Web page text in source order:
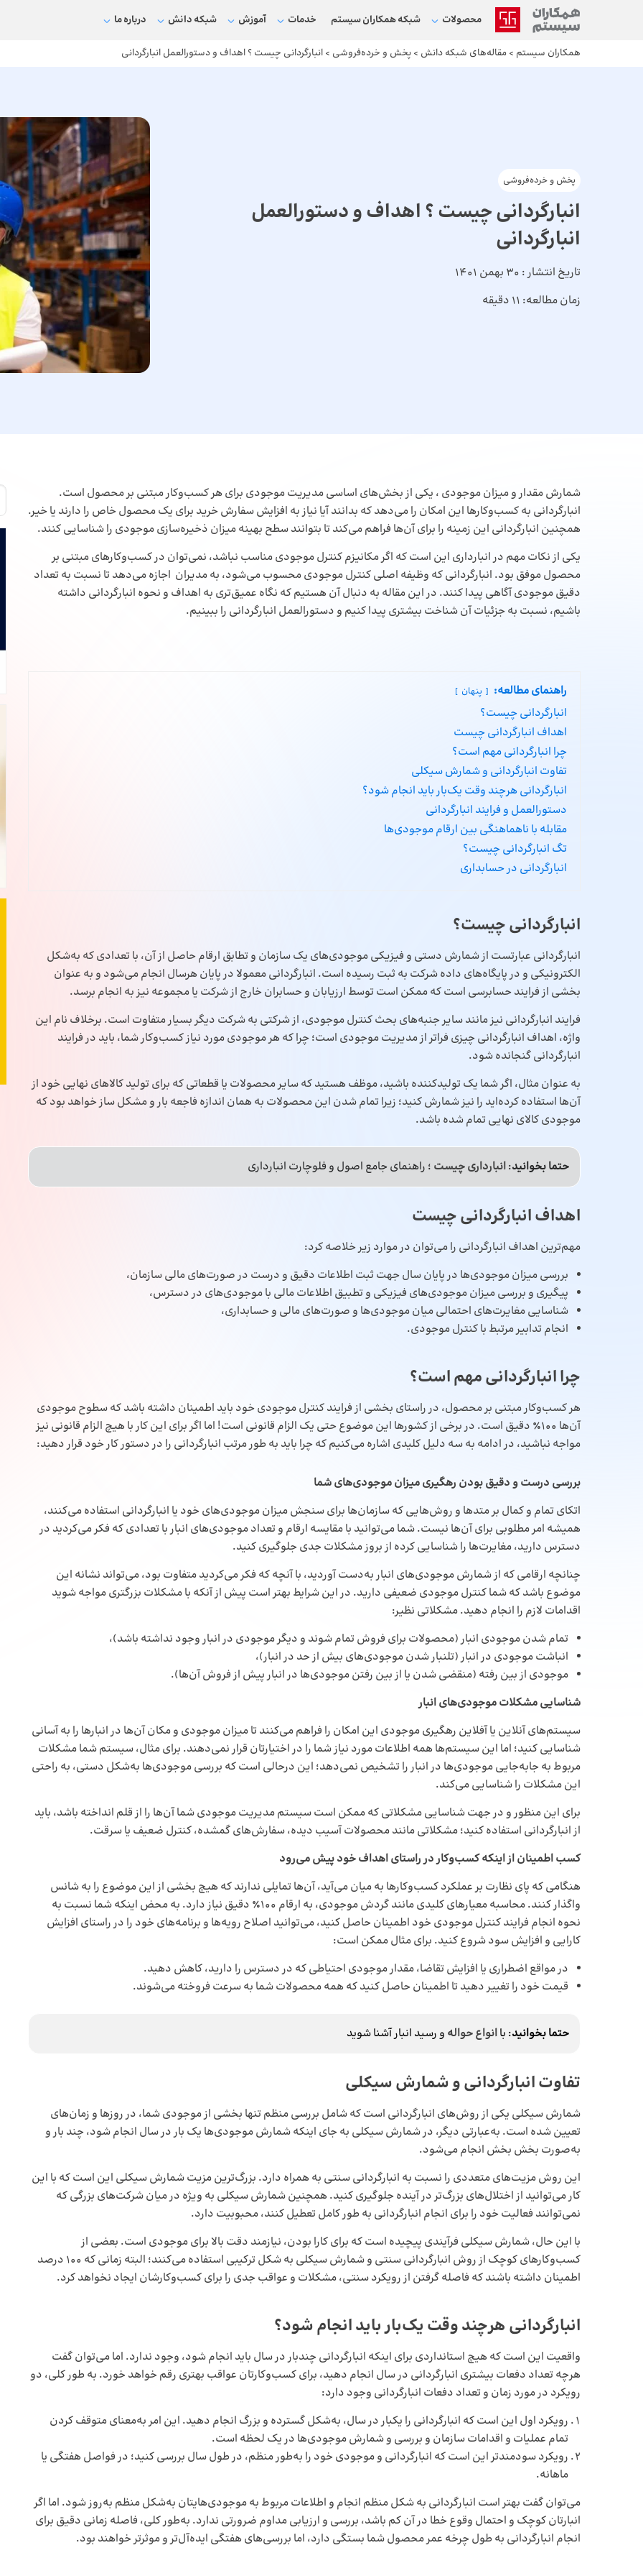
محصولات شبکه‌ همکاران سیستم خدمات آموزش شبکه دانش درباره ما
همکاران سیستم > مقاله‌های شبکه دانش > پخش و خرده‌فروشی > انبارگردانی چیست ؟ اهداف و دستورالعمل انبارگردانی
پخش و خرده‌فروشی
انبارگردانی چیست ؟ اهداف و دستورالعمل
انبارگردانی
تاریخ انتشار : 30 بهمن 1401
زمان مطالعه: 11 دقیقه
شمارش مقدار و میزان موجودی ، یکی از بخش‌های اساسی مدیریت موجودی برای هر کسب‌وکار مبتنی بر محصول است.
انبارگردانی به کسب‌وکارها این امکان را می‌دهد که بدانند آیا نیاز به افزایش سفارش خرید برای یک محصول خاص را دارند یا خیر.
همچنین انبارگردانی این زمینه را برای آن‌ها فراهم می‌کند تا بتوانند سطح بهینه میزان ذخیره‌سازی موجودی را شناسایی کنند.
یکی از نکات مهم در انبارداری این است که اگر مکانیزم کنترل موجودی مناسب نباشد، نمی‌توان در کسب‌وکارهای مبتنی بر
محصول موفق بود. انبارگردانی که وظیفه اصلی کنترل موجودی محسوب می‌شود، به مدیران اجازه می‌دهد تا نسبت به تعداد
دقیق موجودی آگاهی پیدا کنند. در این مقاله به دنبال آن هستیم که نگاه عمیق‌تری به اهداف و نحوه انبارگردانی داشته
باشیم، نسبت به جزئیات آن شناخت بیشتری پیدا کنیم و دستورالعمل انبارگردانی را ببینیم.
راهنمای مطالعه: پنهان
انبارگردانی چیست؟
اهداف انبارگردانی چیست
چرا انبارگردانی مهم است؟
تفاوت انبارگردانی و شمارش سیکلی
انبارگردانی هرچند وقت یک‌بار باید انجام شود؟
دستورالعمل و فرایند انبارگردانی
مقابله با ناهماهنگی بین ارقام موجودی‌ها
تگ انبارگردانی چیست؟
انبارگردانی در حسابداری
انبارگردانی چیست؟
انبارگردانی عبارتست از شمارش دستی و فیزیکی موجودی‌های یک سازمان و تطابق ارقام حاصل از آن، با تعدادی که به‌شکل
الکترونیکی و در پایگاه‌های داده‌ شرکت به ثبت رسیده است. انبارگردانی معمولا در پایان هرسال انجام می‌شود و به عنوان
بخشی از فرایند حسابرسی است که ممکن است توسط ارزیابان و حسابران خارج از شرکت یا مجموعه نیز به انجام برسد.
فرایند انبارگردانی نیز مانند سایر جنبه‌های بحث کنترل موجودی، از شرکتی به شرکت دیگر بسیار متفاوت است. برخلاف نام این
واژه، اهداف انبارگردانی چیزی فراتر از مدیریت موجودی است؛ چرا که هر موجودی مورد نیاز کسب‌وکار شما، باید در فرایند
انبارگردانی گنجانده شود.
به عنوان مثال، اگر شما یک تولیدکننده باشید، موظف هستید که سایر محصولات یا قطعاتی که برای تولید کالاهای نهایی خود از
آن‌ها استفاده کرده‌اید را نیز شمارش کنید؛ زیرا تمام شدن این محصولات به همان اندازه فاجعه بار و مشکل ساز خواهد بود که
موجودی کالای نهایی تمام شده باشد.
حتما بخوانید:انبارداری چیست ؛ راهنمای جامع اصول و فلوچارت انبارداری
اهداف انبارگردانیچیست
مهم‌ترین اهداف انبارگردانی را می‌توان در موارد زیر خلاصه کرد:
بررسی میزان موجودی‌ها در پایان سال جهت ثبت اطلاعات دقیق و درست در صورت‌های مالی سازمان،
پیگیری و بررسی میزان موجودی‌های فیزیکی و تطبیق اطلاعات مالی با موجودی‌های در دسترس،
شناسایی مغایرت‌های احتمالی میان موجودی‌ها و صورت‌های مالی و حسابداری،
انجام تدابیر مرتبط با کنترل موجودی.
چرا انبارگردانی مهم است؟
هر کسب‌وکار مبتنی بر محصول، در راستای بخشی از فرایند کنترل موجودی خود باید اطمینان داشته باشد که سطوح موجودی
آن‌ها 100٪ دقیق است. در برخی از کشورها این موضوع حتی یک الزام قانونی است! اما اگر برای این کار با هیچ الزام قانونی نیز
مواجه نباشید، در ادامه به سه دلیل کلیدی اشاره می‌کنیم که چرا باید به طور مرتب انبارگردانی را در دستور کار خود قرار دهید:
بررسی درست و دقیق بودن رهگیری میزان موجودی‌های شما
اتکای تمام و کمال بر متدها و روش‌هایی که سازمان‌ها برای سنجش میزان موجودی‌های خود یا انبارگردانی استفاده می‌کنند،
همیشه امر مطلوبی برای آن‌ها نیست. شما می‌توانید با مقایسه ارقام و تعداد موجودی‌های انبار با تعدادی که فکر می‌کردید در
دسترس دارید، مغایرت‌ها را شناسایی کرده از بروز مشکلات جدی جلوگیری کنید.
چنانچه ارقامی که از شمارش موجودی‌های انبار به‌دست آوردید، با آنچه که فکر می‌کردید متفاوت بود، می‌تواند نشانه این
موضوع باشد که شما کنترل موجودی ضعیفی دارید. در این شرایط بهتر است پیش از آنکه با مشکلات بزرگتری مواجه شوید
اقدامات لازم را انجام دهید. مشکلاتی نظیر:
تمام شدن موجودی انبار (محصولات برای فروش تمام شوند و دیگر موجودی در انبار وجود نداشته باشد)،
انباشت موجودی در انبار (تلنبار شدن موجودی‌های بیش از حد در انبار)،
موجودی از بین رفته (منقضی شدن یا از بین رفتن موجودی‌ها در انبار پیش از فروش آن‌ها).
شناسایی مشکلات موجودی‌های انبار
سیستم‌های آنلاین یا آفلاین رهگیری موجودی این امکان را فراهم می‌کنند تا میزان موجودی و مکان آن‌ها در انبارها را به آسانی
شناسایی کنید؛ اما این سیستم‌ها همه اطلاعات مورد نیاز شما را در اختیارتان قرار نمی‌دهند. برای مثال، سیستم شما مشکلات
مربوط به جابه‌جایی موجودی‌ها در انبار را تشخیص نمی‌دهد؛ این درحالی است که بررسی موجودی‌ها به‌شکل دستی، به راحتی
این مشکلات را شناسایی می‌کند.
برای این منظور و در جهت شناسایی مشکلاتی که ممکن است سیستم مدیریت موجودی شما آن‌ها را از قلم انداخته باشد، باید
از انبارگردانی استفاده کنید؛ مشکلاتی مانند محصولات آسیب دیده، سفارش‌های گمشده، کنترل ضعیف یا سرقت.
کسب اطمینان از اینکه کسب‌وکار در راستای اهداف خود پیش می‌رود
هنگامی که پای نظارت بر عملکرد کسب‌وکارها به میان می‌آید، آن‌ها تمایلی ندارند که هیچ بخشی از این موضوع را به شانس
واگذار کنند. محاسبه معیارهای کلیدی مانند گردش موجودی، به ارقام 100٪ دقیق نیاز دارد. به محض اینکه شما نسبت به
نحوه انجام فرایند کنترل موجودی‌ خود اطمینان حاصل کنید، می‌توانید اصلاح رویه‌ها و برنامه‌های خود را در راستای افزایش
کارایی و افزایش سود شروع کنید. برای مثال ممکن است:
در مواقع اضطراری یا افزایش تقاضا، مقدار موجودی احتیاطی که در دسترس را دارید، کاهش دهید.
قیمت خود را تغییر دهید تا اطمینان حاصل کنید که همه محصولات شما به سرعت فروخته می‌شوند.
حتما بخوانید: باانواع حواله و رسید انبار آشنا شوید
تفاوت انبارگردانی و شمارش سیکلی
شمارش سیکلی یکی از روش‌های انبارگردانی است که شامل بررسی منظم تنها بخشی از موجودی شما، در روزها و زمان‌های
تعیین شده است. به‌عبارتی دیگر، در شمارش سیکلی به جای اینکه شمارش موجودی‌ها یک بار در سال انجام شود، چند بار و
به‌صورت بخش بخش انجام می‌شود.
این روش مزیت‌های متعددی را نسبت به انبارگردانی سنتی به همراه دارد. بزرگ‌ترین مزیت شمارش سیکلی این است که با این
کار می‌توانید از اختلال‌های بزرگ‌تر در آینده جلوگیری کنید. همچنین شمارش سیکلی به ویژه در میان شرکت‌های بزرگی که
نمی‌توانند فعالیت خود را برای انجام انبارگردانی به طور کامل تعطیل کنند، محبوبیت دارد.
با این حال، شمارش سیکلی فرآیندی پیچیده است که برای کارا بودن، نیازمند دقت بالا برای موجودی است. بعضی از
کسب‌وکارهای کوچک از روش انبارگردانی سنتی و شمارش سیکلی به شکل ترکیبی استفاده می‌کنند؛ البته زمانی که 100 درصد
اطمینان داشته باشند که فاصله گرفتن از رویکرد سنتی، مشکلات و عواقب جدی‌ را برای کسب‌‌وکارشان ایجاد نخواهد کرد.
انبارگردانی هرچند وقت یک‌بار باید انجام شود؟
واقعیت این است که هیچ استانداردی برای اینکه انبارگردانی چندبار در سال باید انجام شود، وجود ندارد. اما می‌توان گفت
هرچه تعداد دفعات بیشتری انبارگردانی در سال انجام دهید، برای کسب‌وکارتان عواقب بهتری رقم خواهد خورد. به طور کلی، دو
رویکرد در مورد زمان و تعداد دفعات انبارگردانی وجود دارد:
رویکرد اول این است که انبارگردانی را یکبار در سال، به‌شکل گسترده و بزرگ انجام دهید. این امر به‌معنای متوقف کردن
تمام عملیات و اقدامات سازمان و بررسی و شمارش موجودی‌ها در یک لحظه است.
رویکرد سودمندتر این است که انبارگردانی و موجودی خود را به‌طور منظم، در طول سال بررسی کنید؛ در فواصل هفتگی یا
ماهانه.
می‌توان گفت بهتر است انبارگردانی به شکل منظم انجام و اطلاعات مربوط به موجودی‌هایتان به‌شکل منظم به‌روز شود. اما اگر
انبارتان کوچک و احتمال وقوع خطا در آن کم باشد، بررسی و ارزیابی مداوم ضرورتی ندارد. به‌طور کلی، فاصله زمانی دقیق برای
انجام انبارگردانی به طول چرخه عمر محصول شما بستگی دارد، اما بررسی‌های هفتگی ایده‌آل‌تر و موثرتر خواهند بود.